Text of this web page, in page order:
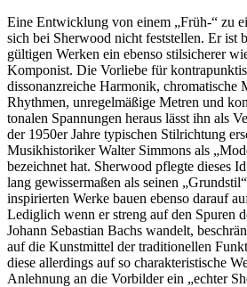
Eine Entwicklung von einem „Früh-“ zu
sich bei Sherwood nicht feststellen. Er ist
gültigen Werken ein ebenso stilsicherer
Komponist. Die Vorliebe für
dissonanzreiche Harmonik, chromatische
Rhythmen, unregelmäßige Metren und
tonalen Spannungen heraus lässt ihn als
der 1950er Jahre typischen Stilrichtung
Musikhistoriker Walter Simmons als
bezeichnet hat. Sherwood pflegte dieses
lang gewissermaßen als seinen
inspirierten Werke bauen ebenso darauf
Lediglich wenn er streng auf den Spuren
Johann Sebastian Bachs wandelt,
auf die Kunstmittel der traditionellen
diese allerdings auf so charakteristische
Anlehnung an die Vorbilder ein „echter